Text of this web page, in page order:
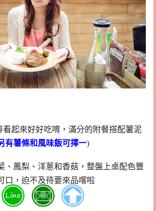
看起來好好吃唷，滿分的附餐搭配薯泥
有薯條和風味飯可擇一)
、鳳梨、洋蔥和香菇，整盤上桌配色豐
口，迫不及待要來品嚐啦